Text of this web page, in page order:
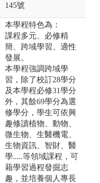
145號
本學程特色為：
課程多元、必修精
簡、跨域學習、適性
發展。
本學程強調跨域學
習，除了校訂28學分
及本學程必修31學分
外，其餘69學分為選
修學分，學生可依興
趣修讀植物、動物、
微生物、生醫機電、
生物資訊、智財、醫
學.....等領域課程，可
藉學習過程發掘志
趣，並培養個人專長